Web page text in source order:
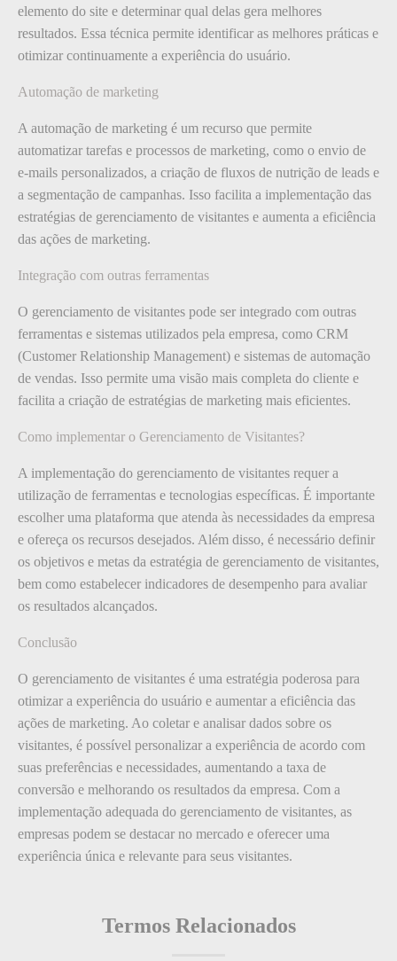
elemento do site e determinar qual delas gera melhores
resultados. Essa técnica permite identificar as melhores práticas e
otimizar continuamente a experiência do usuário.
Automação de marketing
A automação de marketing é um recurso que permite
automatizar tarefas e processos de marketing, como o envio de
e-mails personalizados, a criação de fluxos de nutrição de leads e
a segmentação de campanhas. Isso facilita a implementação das
estratégias de gerenciamento de visitantes e aumenta a eficiência
das ações de marketing.
Integração com outras ferramentas
O gerenciamento de visitantes pode ser integrado com outras
ferramentas e sistemas utilizados pela empresa, como CRM
(Customer Relationship Management) e sistemas de automação
de vendas. Isso permite uma visão mais completa do cliente e
facilita a criação de estratégias de marketing mais eficientes.
Como implementar o Gerenciamento de Visitantes?
A implementação do gerenciamento de visitantes requer a
utilização de ferramentas e tecnologias específicas. É importante
escolher uma plataforma que atenda às necessidades da empresa
e ofereça os recursos desejados. Além disso, é necessário definir
os objetivos e metas da estratégia de gerenciamento de visitantes,
bem como estabelecer indicadores de desempenho para avaliar
os resultados alcançados.
Conclusão
O gerenciamento de visitantes é uma estratégia poderosa para
otimizar a experiência do usuário e aumentar a eficiência das
ações de marketing. Ao coletar e analisar dados sobre os
visitantes, é possível personalizar a experiência de acordo com
suas preferências e necessidades, aumentando a taxa de
conversão e melhorando os resultados da empresa. Com a
implementação adequada do gerenciamento de visitantes, as
empresas podem se destacar no mercado e oferecer uma
experiência única e relevante para seus visitantes.
Termos Relacionados